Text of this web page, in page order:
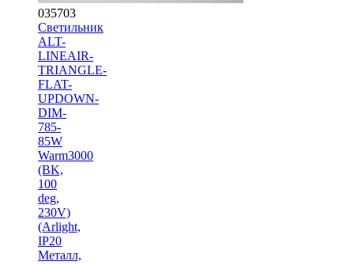
035703
Светильник
ALT-
LINEAIR-
TRIANGLE-
FLAT-
UPDOWN-
DIM-
785-
85W
Warm3000
(BK,
100
deg,
230V)
(Arlight,
IP20
Металл,